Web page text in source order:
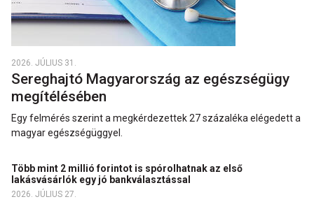
2026. JÚLIUS 31.
Sereghajtó Magyarország az egészségügy
megítélésében
Egy felmérés szerint a megkérdezettek 27 százaléka elégedett a
magyar egészségüggyel.
Több mint 2 millió forintot is spórolhatnak az első
lakásvásárlók egy jó bankválasztással
2026. JÚLIUS 27.